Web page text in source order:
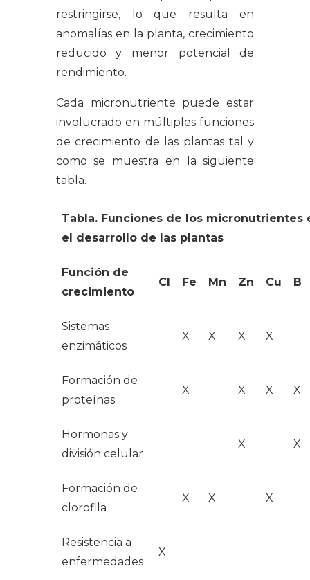
restringirse, lo que resulta en
anomalías en la planta, crecimiento
reducido y menor potencial de
rendimiento.
Cada micronutriente puede estar
involucrado en múltiples funciones
de crecimiento de las plantas tal y
como se muestra en la siguiente
tabla.
Tabla. Funciones de los micronutrientes
el desarrollo de las plantas
Función de
crecimiento
Cl Fe Mn Zn Cu B
Sistemas
enzimáticos
X X X X
Formación de
proteínas
X X X X
Hormonas y
división celular
X X
Formación de
clorofila
X X X
Resistencia a
enfermedades
X